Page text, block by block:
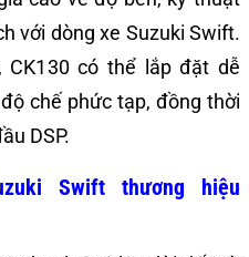
với dòng xe Suzuki Swift.
CK130 có thể lắp đặt dễ
chế phức tạp, đồng thời
DSP.
Swift thương hiệu